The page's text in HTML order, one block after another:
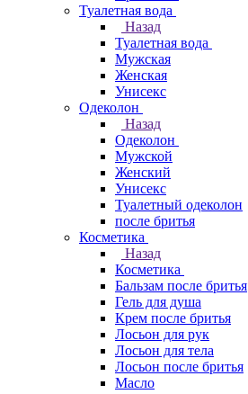
Туалетная вода
Назад
Туалетная вода
Мужская
Женская
Унисекс
Одеколон
Назад
Одеколон
Мужской
Женский
Унисекс
Туалетный одеколон
после бритья
Косметика
Назад
Косметика
Бальзам после бритья
Гель для душа
Крем после бритья
Лосьон для рук
Лосьон для тела
Лосьон после бритья
Масло